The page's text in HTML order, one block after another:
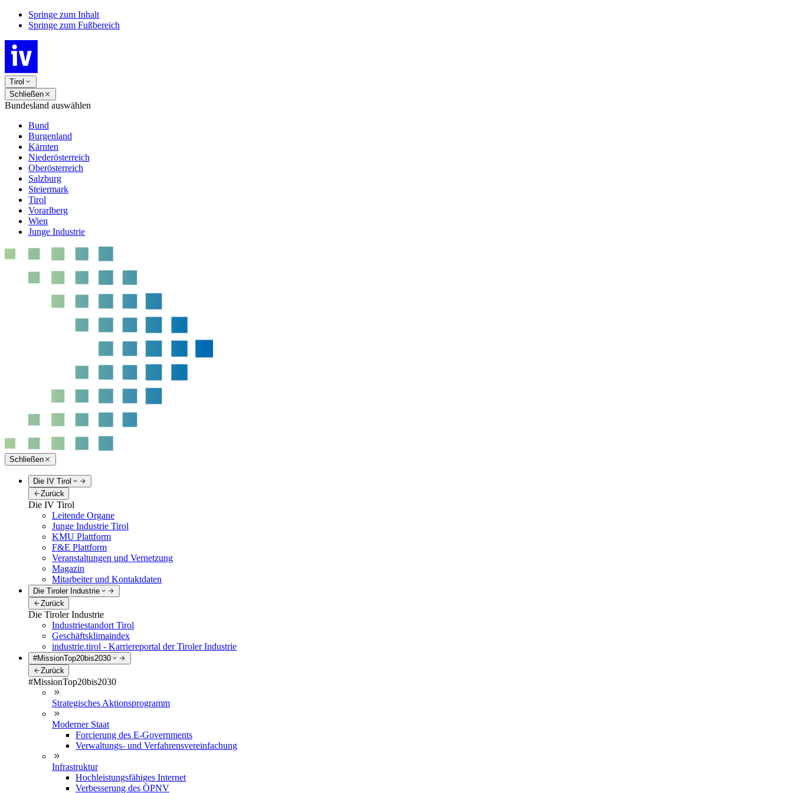
Springe zum Inhalt
Springe zum Fußbereich
Tirol
Schließen
Bundesland auswählen
Bund
Burgenland
Kärnten
Niederösterreich
Oberösterreich
Salzburg
Steiermark
Tirol
Vorarlberg
Wien
Junge Industrie
Schließen
Die IV Tirol
Zurück
Die IV Tirol
Leitende Organe
Junge Industrie Tirol
KMU Plattform
F&E Plattform
Veranstaltungen und Vernetzung
Magazin
Mitarbeiter und Kontaktdaten
Die Tiroler Industrie
Zurück
Die Tiroler Industrie
Industriestandort Tirol
Geschäftsklimaindex
industrie.tirol - Karriereportal der Tiroler Industrie
#MissionTop20bis2030
Zurück
#MissionTop20bis2030
Strategisches Aktionsprogramm
Moderner Staat
Forcierung des E-Governments
Verwaltungs- und Verfahrensvereinfachung
Infrastruktur
Hochleistungsfähiges Internet
Verbesserung des ÖPNV